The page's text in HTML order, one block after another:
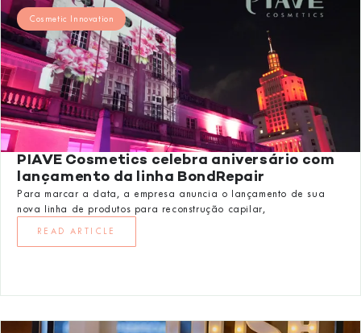
Cosmetic Innovation
PIAVE Cosmetics celebra aniversário com
lançamento da linha BondRepair
Para marcar a data, a empresa anuncia o lançamento de sua
nova linha de produtos para reconstrução capilar,
READ ARTICLE